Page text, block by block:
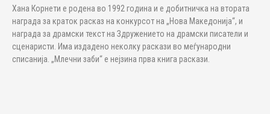
Хана Корнети е родена во 1992 година и е добитничка на втората
награда за краток расказ на конкурсот на „Нова Македонија“, и
награда за драмски текст на Здружението на драмски писатели и
сценаристи. Има издадено неколку раскази во меѓународни
списанија. „Млечни заби“ е нејзина прва книга раскази.